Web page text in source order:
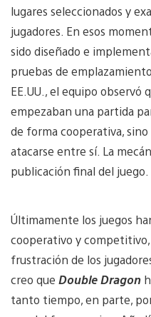
lugares seleccionados y
jugadores. En esos
sido diseñado e
pruebas de
EE.UU., el equipo observó
empezaban una partida
de forma cooperativa,
atacarse entre sí. La
publicación final del juego.
Últimamente los juegos
cooperativo y competitivo,
frustración de los
creo que Double Dragon
tanto tiempo, en parte,